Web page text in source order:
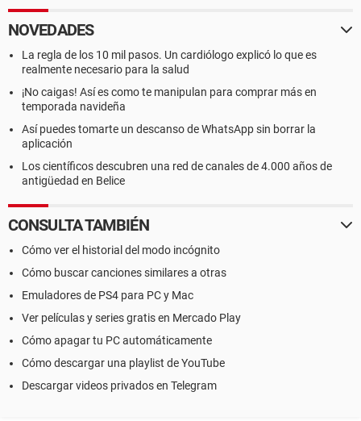
NOVEDADES
La regla de los 10 mil pasos. Un cardiólogo explicó lo que es
realmente necesario para la salud
¡No caigas! Así es como te manipulan para comprar más en
temporada navideña
Así puedes tomarte un descanso de WhatsApp sin borrar la
aplicación
Los científicos descubren una red de canales de 4.000 años de
antigüedad en Belice
CONSULTA TAMBIÉN
Cómo ver el historial del modo incógnito
Cómo buscar canciones similares a otras
Emuladores de PS4 para PC y Mac
Ver películas y series gratis en Mercado Play
Cómo apagar tu PC automáticamente
Cómo descargar una playlist de YouTube
Descargar videos privados en Telegram